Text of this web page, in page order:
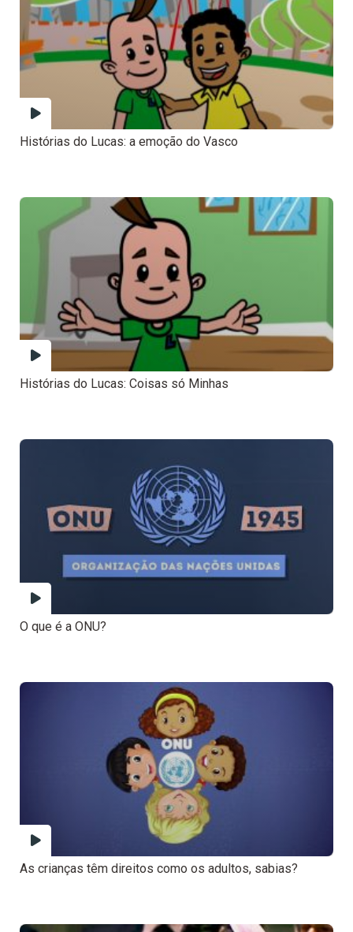
Histórias do Lucas: a emoção do Vasco
Histórias do Lucas: Coisas só Minhas
O que é a ONU?
As crianças têm direitos como os adultos, sabias?